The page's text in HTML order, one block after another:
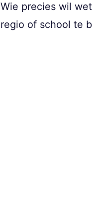
Wie precies wil
regio of school te